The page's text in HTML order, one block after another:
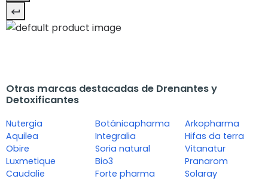
Otras marcas destacadas de Drenantes y
Detoxificantes
Nutergia
Aquilea
Obire
Luxmetique
Caudalie
Botánicapharma
Integralia
Soria natural
Bio3
Forte pharma
Arkopharma
Hifas da terra
Vitanatur
Pranarom
Solaray